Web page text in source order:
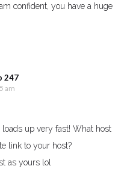
confident, you have a huge
247
am
up very fast! What host
link to your host?
as yours lol